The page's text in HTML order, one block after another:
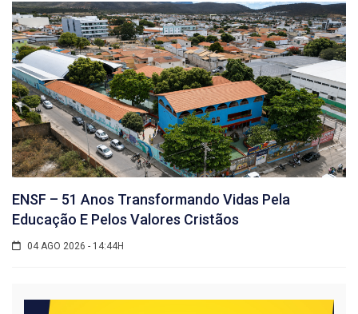
ENSF – 51 Anos Transformando Vidas Pela
Educação E Pelos Valores Cristãos
04 AGO 2026 - 14:44H